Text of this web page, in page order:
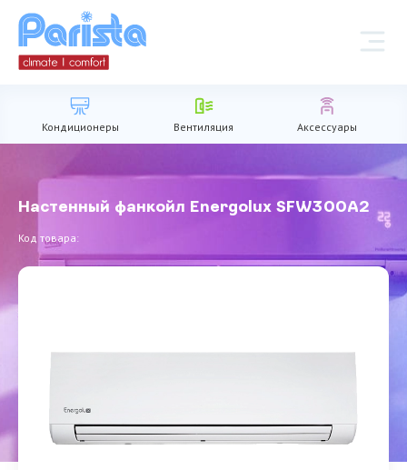
Кондиционеры Вентиляция Аксессуары
Настенный фанкойл Energolux SFW300A2
Код товара: